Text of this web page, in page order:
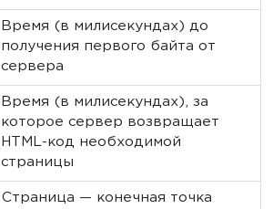
Время (в милисекундах) до
получения первого байта от
сервера
Время (в милисекундах), за
которое сервер возвращает
HTML-код необходимой
страницы
Страница — конечная точка